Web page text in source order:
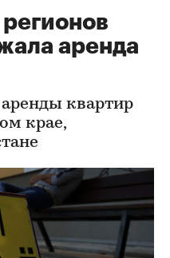
аренда
квартир
крае,